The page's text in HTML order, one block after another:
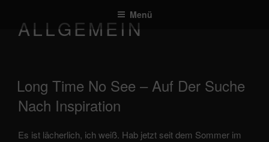
springen
Menü
ALLGEMEIN
veröffentlicht
am
Long Time No See – Auf Der Suche
Nach Inspiration
Es ist lächerlich, ich weiß. Hab jetzt seit dem Sommer im